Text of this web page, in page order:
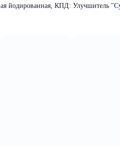
йодированная, КПД: Улучшитель